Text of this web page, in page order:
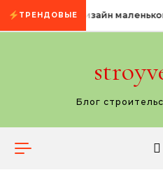
Промотать к содержимому
ТРЕНДОВЫЕДизайн
Блог